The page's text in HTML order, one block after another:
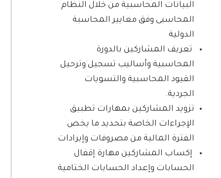
البيانات المحاسبية من خلال النظام
المحاسبى وفق معايير المحاسبة
الدولية
تعريف المشاركين بالدورة
المحاسبية وأساليب تسجيل وترحيل
القيود المحاسبية والتسويات
الجردية.
تزويد المشاركين بمهارات تطبيق
الإجراءات الخاصة بتحديد ما يخص
الفترة المالية من مصروفات وإيرادات
إكساب المشاركين مهارة إقفال
الحسابات وإعداد الحسابات الختامية